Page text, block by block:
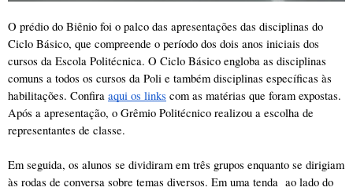
O prédio do Biênio foi o palco das apresentações das disciplinas do
Ciclo Básico, que compreende o período dos dois anos iniciais dos
cursos da Escola Politécnica. O Ciclo Básico engloba as disciplinas
comuns a todos os cursos da Poli e também disciplinas específicas às
habilitações. Confira aqui os links com as matérias que foram expostas.
Após a apresentação, o Grêmio Politécnico realizou a escolha de
representantes de classe.
Em seguida, os alunos se dividiram em três grupos enquanto se dirigiam
às rodas de conversa sobre temas diversos. Em uma tenda  ao lado do